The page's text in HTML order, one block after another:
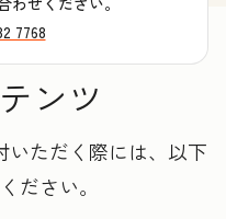
7768
ンツ
いただく際には、以下
ださい。